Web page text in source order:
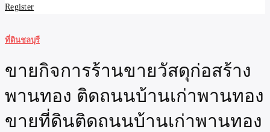
Register
ที่ดินชลบุรี
ขายกิจการร้านขายวัสดุก่อสร้าง
พานทอง ติดถนนบ้านเก่าพานทอง
ขายที่ดินติดถนนบ้านเก่าพานทอง